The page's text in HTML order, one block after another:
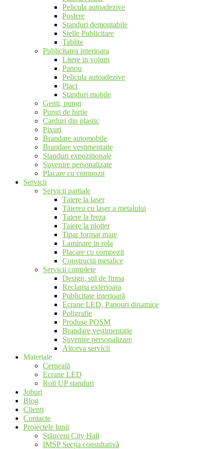
Pelicula autoadezive
Postere
Standuri demontabile
Stelle Publicitare
Tablite
Publicitatea interioara
Litere in volum
Panou
Pelicula autoadezive
Placi
Standuri mobile
Genti, pungi
Pungi de hirtie
Carduri din plastic
Pixuri
Brandare automobile
Brandare vestimentatie
Standuri expozitionale
Suvenire personalizate
Placare cu compozit
Servicii
Servicii partiale
Taiere la laser
Tăierea cu laser a metalului
Taiere la freza
Taiere la plotter
Tipar format mare
Laminare in rola
Placare cu compozit
Constructii metalice
Servicii complete
Design, stil de firma
Reclama exterioara
Publicitate interioară
Ecrane LED, Panouri dinamice
Poligrafie
Produse POSM
Brandare vestimentatie
Suvenire personalizare
Altceva servicii
Materiale
Cerneală
Ecrane LED
Roll UP standuri
Joburi
Blog
Clienți
Contacte
Proiectele lunii
Stăuceni City Hall
IMSP Secția consultativă